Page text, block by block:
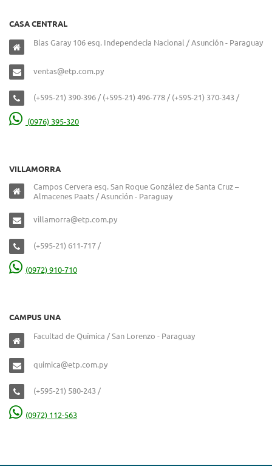
CASA CENTRAL
Blas Garay 106 esq. Independecia Nacional / Asunción - Paraguay
ventas@etp.com.py
(+595-21) 390-396 / (+595-21) 496-778 / (+595-21) 370-343 /
(0976) 395-320
VILLAMORRA
Campos Cervera esq. San Roque González de Santa Cruz –
Almacenes Paats / Asunción - Paraguay
villamorra@etp.com.py
(+595-21) 611-717 /
(0972) 910-710
CAMPUS UNA
Facultad de Química / San Lorenzo - Paraguay
quimica@etp.com.py
(+595-21) 580-243 /
(0972) 112-563